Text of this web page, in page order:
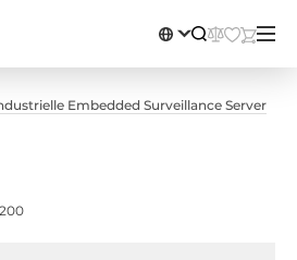
Embedded Surveillance Server